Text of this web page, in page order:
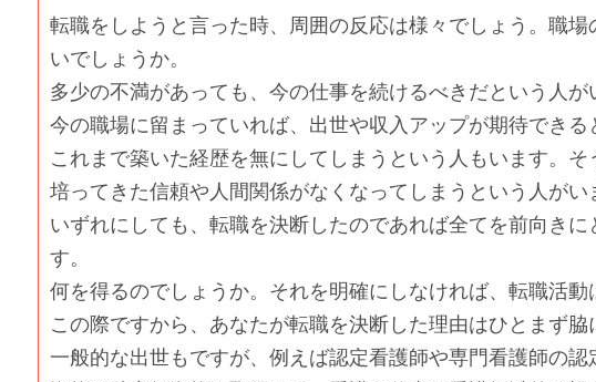
転職をしようと言った時、周囲の反応は様々でしょう。職
いでしょうか。
多少の不満があっても、今の仕事を続けるべきだという人
今の職場に留まっていれば、出世や収入アップが期待でき
これまで築いた経歴を無にしてしまうという人もいます。
培ってきた信頼や人間関係がなくなってしまうという人が
いずれにしても、転職を決断したのであれば全てを前向き
す。
何を得るのでしょうか。それを明確にしなければ、転職活動
この際ですから、あなたが転職を決断した理由はひとまず
一般的な出世もですが、例えば認定看護師や専門看護師の